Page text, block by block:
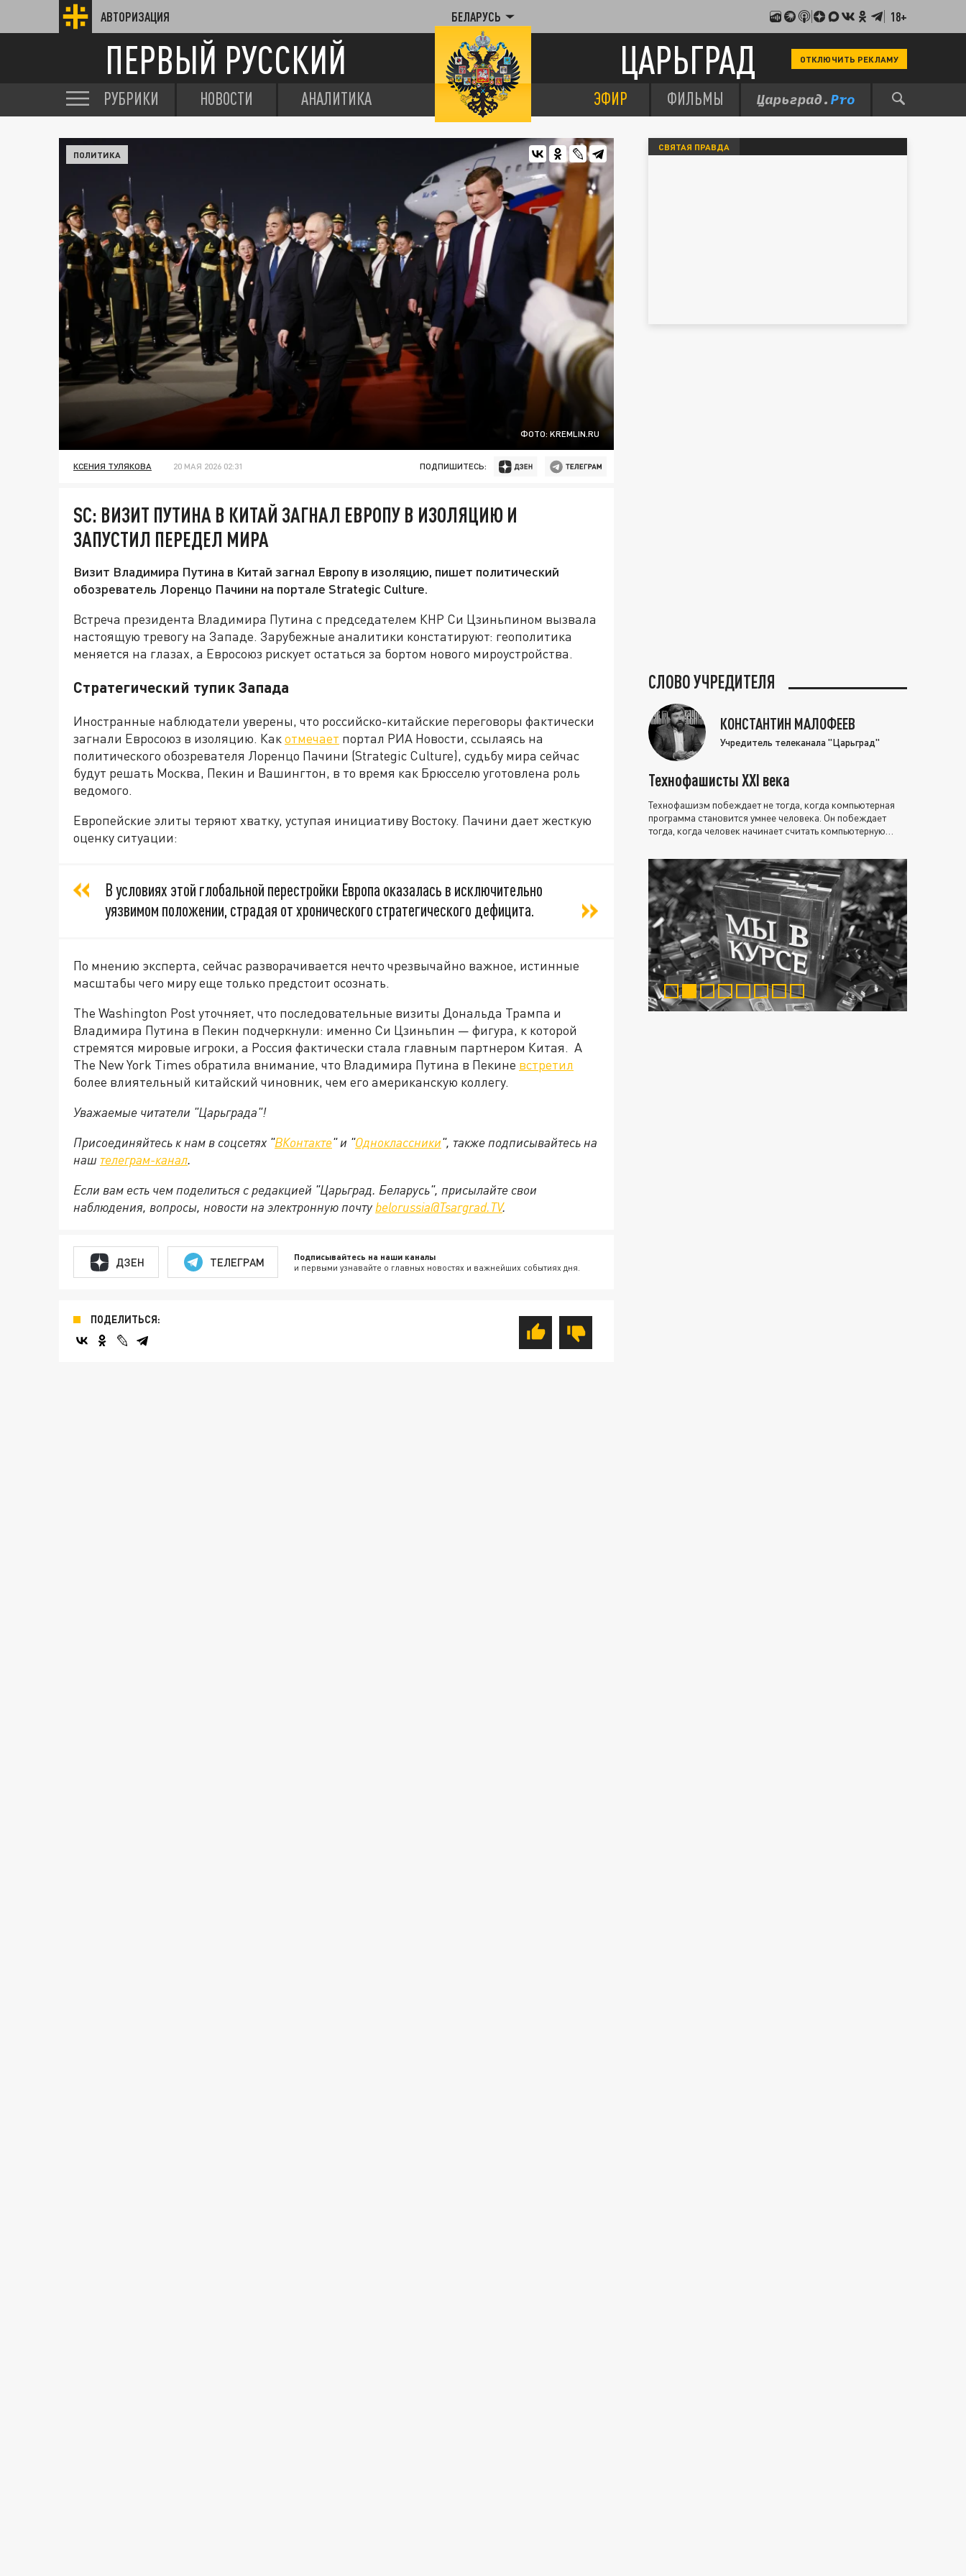
АВТОРИЗАЦИЯ БЕЛАРУСЬ 18+
ПЕРВЫЙ РУССКИЙ ЦАРЬГРАД ОТКЛЮЧИТЬ РЕКЛАМУ
РУБРИКИ НОВОСТИ АНАЛИТИКА ЭФИР ФИЛЬМЫ
ФОТО: KREMLIN.RU
ПОЛИТИКА
КСЕНИЯ ТУЛЯКОВА 20 МАЯ 2026 02:31 ПОДПИШИТЕСЬ:
SC: ВИЗИТ ПУТИНА В КИТАЙ ЗАГНАЛ ЕВРОПУ В ИЗОЛЯЦИЮ И
ЗАПУСТИЛ ПЕРЕДЕЛ МИРА
Визит Владимира Путина в Китай загнал Европу в изоляцию, пишет политический
обозреватель Лоренцо Пачини на портале Strategic Culture.
Встреча президента Владимира Путина с председателем КНР Си Цзиньпином вызвала
настоящую тревогу на Западе. Зарубежные аналитики констатируют: геополитика
меняется на глазах, а Евросоюз рискует остаться за бортом нового мироустройства.
Стратегический тупик Запада
Иностранные наблюдатели уверены, что российско-китайские переговоры фактически
загнали Евросоюз в изоляцию. Какотмечает портал РИА Новости, ссылаясь на
политического обозревателя Лоренцо Пачини (Strategic Culture), судьбу мира сейчас
будут решать Москва, Пекин и Вашингтон, в то время как Брюсселю уготовлена роль
ведомого.
Европейские элиты теряют хватку, уступая инициативу Востоку. Пачини дает жесткую
оценку ситуации:
В условиях этой глобальной перестройки Европа оказалась в исключительно
уязвимом положении, страдая от хронического стратегического дефицита.
По мнению эксперта, сейчас разворачивается нечто чрезвычайно важное, истинные
масштабы чего миру еще только предстоит осознать.
The Washington Post уточняет, что последовательные визиты Дональда Трампа и
Владимира Путина в Пекин подчеркнули: именно Си Цзиньпин — фигура, к которой
стремятся мировые игроки, а Россия фактически стала главным партнером Китая. А
The New York Times обратила внимание, что Владимира Путина в Пекине встретил
более влиятельный китайский чиновник, чем его американскую коллегу.
Уважаемые читатели "Царьграда"!
Присоединяйтесь к нам в соцсетях "ВКонтакте" и "Одноклассники", также подписывайтесь на
наш телеграм-канал.
Если вам есть чем поделиться с редакцией "Царьград. Беларусь", присылайте свои
наблюдения, вопросы, новости на электронную почту belorussia@Tsargrad.TV.
ДЗЕН ТЕЛЕГРАМ Подписывайтесь на наши каналы
и первыми узнавайте о главных новостях и важнейших событиях дня.
ПОДЕЛИТЬСЯ:
СВЯТАЯ ПРАВДА
СЛОВО УЧРЕДИТЕЛЯ
КОНСТАНТИН МАЛОФЕЕВ
Учредитель телеканала "Царьград"
Технофашисты XXI века
Технофашизм побеждает не тогда, когда компьютерная
программа становится умнее человека. Он побеждает
тогда, когда человек начинает считать компьютерную